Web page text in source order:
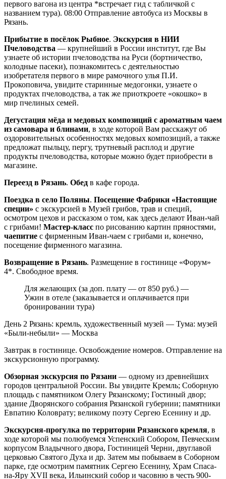
первого вагона из центра *встречает гид с табличкой с
названием тура). 08:00 Отправление автобуса из Москвы в
Рязань.
Прибытие в посёлок Рыбное. Экскурсия в НИИ
Пчеловодства — крупнейший в России институт, где Вы
узнаете об истории пчеловодства на Руси (бортничество,
колодные пасеки), познакомитесь с деятельностью
изобретателя первого в мире рамочного улья П.И.
Прокоповича, увидите старинные медогонки, узнаете о
продуктах пчеловодства, а так же приоткроете «окошко» в
мир пчелиных семей.
Дегустация мёда и медовых композиций с ароматным чаем
из самовара и блинами, в ходе которой Вам расскажут об
оздоровительных особенностях медовых композиций, а также
предложат пыльцу, пергу, трутневый расплод и другие
продукты пчеловодства, которые можно будет приобрести в
магазине.
Переезд в Рязань. Обед в кафе города.
Поездка в село Поляны. Посещение Фабрики «Настоящие
специи» с экскурсией в Музей грибов, трав и специй,
осмотром цехов и рассказом о том, как здесь делают Иван-чай
с грибами! Мастер-класс по рисованию картин пряностями,
чаепитие с фирменным Иван-чаем с грибами и, конечно,
посещение фирменного магазина.
Возвращение в Рязань. Размещение в гостинице «Форум»
4*. Свободное время.
Для желающих (за доп. плату — от 850 руб.) —
Ужин в отеле (заказывается и оплачивается при
бронировании тура)
День 2 Рязань: кремль, художественный музей — Тума: музей
«Были-небыли» — Москва
Завтрак в гостинице. Освобождение номеров. Отправление на
экскурсионную программу.
Обзорная экскурсия по Рязани — одному из древнейших
городов центральной России. Вы увидите Кремль; Соборную
площадь с памятником Олегу Рязанскому; Гостиный двор;
здание Дворянского собрания Рязанской губернии; памятники
Евпатию Коловрату; великому поэту Сергею Есенину и др.
Экскурсия-прогулка по территории Рязанского кремля, в
ходе которой мы полюбуемся Успенский Собором, Певческим
корпусом Владычного двора, Гостиницей Черни, двуглавой
церковью Святого Духа и др. Затем мы побываем в Соборном
парке, где осмотрим памятник Сергею Есенину, Храм Спаса-
на-Яру XVII века, Ильинский собор и часовню в честь 900-